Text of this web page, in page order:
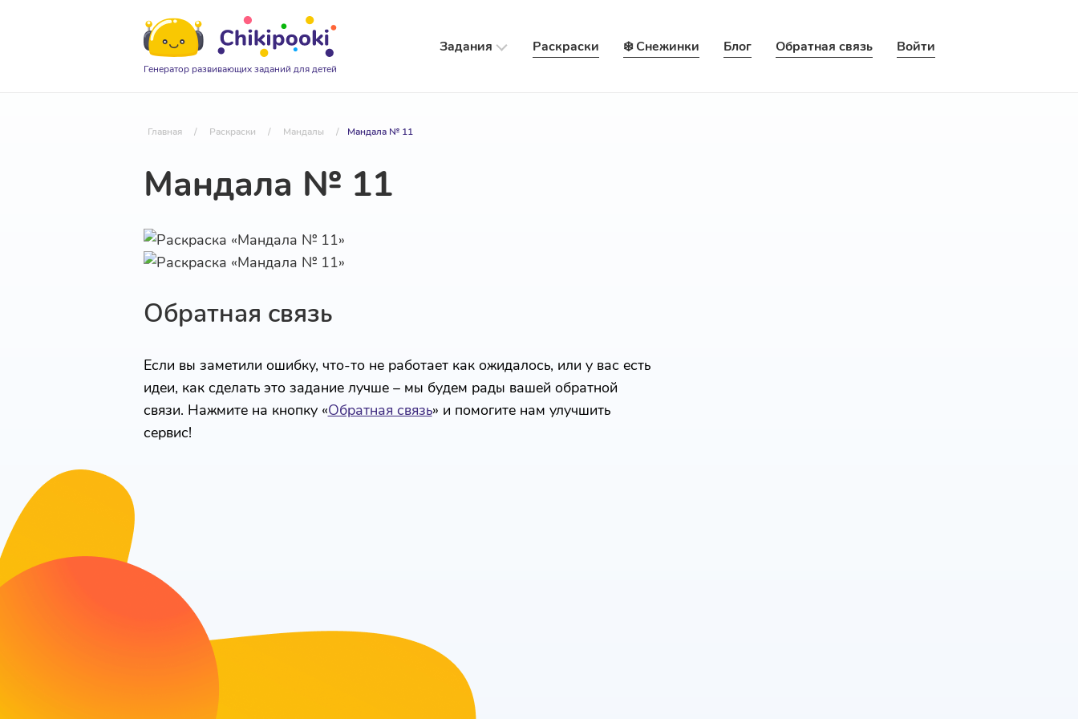
Генератор развивающих заданий для детей
Задания Раскраски ❄️ Снежинки Блог Обратная связь Войти
Главная / Раскраски / Мандалы / Мандала № 11
Мандала № 11
Обратная связь
Если вы заметили ошибку, что-то не работает как ожидалось, или у вас есть
идеи, как сделать это задание лучше – мы будем рады вашей обратной
связи. Нажмите на кнопку «Обратная связь» и помогите нам улучшить
сервис!